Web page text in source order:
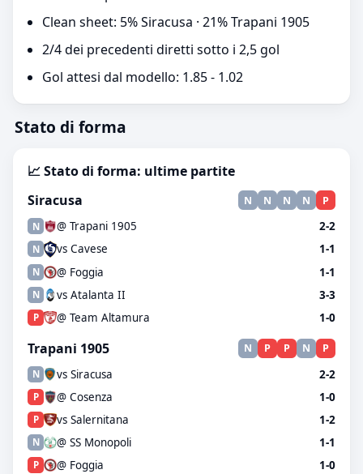
Clean sheet: 5% Siracusa · 21% Trapani 1905
2/4 dei precedenti diretti sotto i 2,5 gol
Gol attesi dal modello: 1.85 - 1.02
Stato di forma
📈 Stato di forma: ultime partite
Siracusa
N N N N P
N @ Trapani 1905 2-2
N vs Cavese 1-1
N @ Foggia 1-1
N vs Atalanta II 3-3
P @ Team Altamura 1-0
Trapani 1905 N P P N P
N vs Siracusa 2-2
P @ Cosenza 1-0
P vs Salernitana 1-2
N @ SS Monopoli 1-1
P @ Foggia 1-0